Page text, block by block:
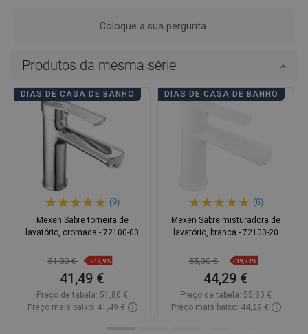
Coloque a sua pergunta.
Produtos da mesma série
DIAS DE CASA DE BANHO
(9)
Mexen Sabre torneira de
lavatório, cromada - 72100-00
51,80 € -19,9%
41,49 €
Preço de tabela: 51,80 €
Preço mais baixo: 41,49 €
DIAS DE CASA DE BANHO
(6)
Mexen Sabre misturadora de
lavatório, branca - 72100-20
55,30 € -19,91%
44,29 €
Preço de tabela: 55,30 €
Preço mais baixo: 44,29 €